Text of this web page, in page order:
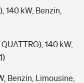
140 kW, Benzin,
140 kW,
Benzin, Limousine,